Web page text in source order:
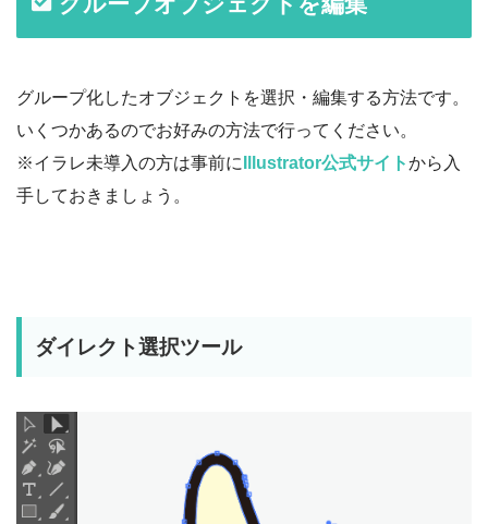
グループ化したオブジェクトを選択・編集する方法です。
いくつかあるのでお好みの方法で行ってください。
※イラレ未導入の方は事前に
Illustrator公式サイトから入
手しておきましょう。
ダイレクト選択ツール